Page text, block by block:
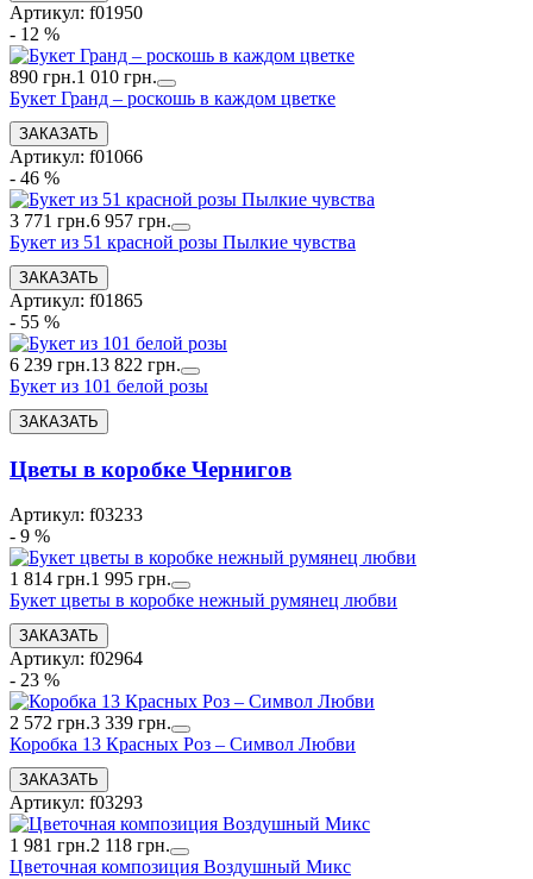
Артикул: f01950
- 12 %
890 грн.1 010 грн.
Букет Гранд – роскошь в каждом цветке
Артикул: f01066
- 46 %
3 771 грн.6 957 грн.
Букет из 51 красной розы Пылкие чувства
Артикул: f01865
- 55 %
6 239 грн.13 822 грн.
Букет из 101 белой розы
Цветы в коробке Чернигов
Артикул: f03233
- 9 %
1 814 грн.1 995 грн.
Букет цветы в коробке нежный румянец любви
Артикул: f02964
- 23 %
2 572 грн.3 339 грн.
Коробка 13 Красных Роз – Символ Любви
Артикул: f03293
1 981 грн.2 118 грн.
Цветочная композиция Воздушный Микс